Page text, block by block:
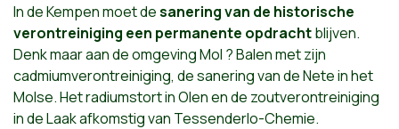
In de Kempen moet desanering van de historische
verontreiniging een permanente opdrachtblijven.
Denk maar aan de omgeving Mol ? Balen met zijn
cadmiumverontreiniging, de sanering van de Nete in het
Molse. Het radiumstort in Olen en de zoutverontreiniging
in de Laak afkomstig van Tessenderlo-Chemie.